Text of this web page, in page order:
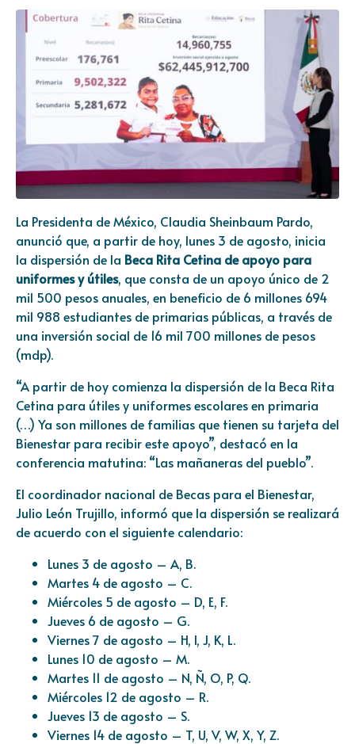
La Presidenta de México, Claudia Sheinbaum Pardo,
anunció que, a partir de hoy, lunes 3 de agosto, inicia
la dispersión de la Beca Rita Cetina de apoyo para
uniformes y útiles, que consta de un apoyo único de 2
mil 500 pesos anuales, en beneficio de 6 millones 694
mil 988 estudiantes de primarias públicas, a través de
una inversión social de 16 mil 700 millones de pesos
(mdp).
“A partir de hoy comienza la dispersión de la Beca Rita
Cetina para útiles y uniformes escolares en primaria
(…) Ya son millones de familias que tienen su tarjeta del
Bienestar para recibir este apoyo”, destacó en la
conferencia matutina: “Las mañaneras del pueblo”.
El coordinador nacional de Becas para el Bienestar,
Julio León Trujillo, informó que la dispersión se realizará
de acuerdo con el siguiente calendario:
Lunes 3 de agosto – A, B.
Martes 4 de agosto – C.
Miércoles 5 de agosto – D, E, F.
Jueves 6 de agosto – G.
Viernes 7 de agosto – H, I, J, K, L.
Lunes 10 de agosto – M.
Martes 11 de agosto – N, Ñ, O, P, Q.
Miércoles 12 de agosto – R.
Jueves 13 de agosto – S.
Viernes 14 de agosto – T, U, V, W, X, Y, Z.